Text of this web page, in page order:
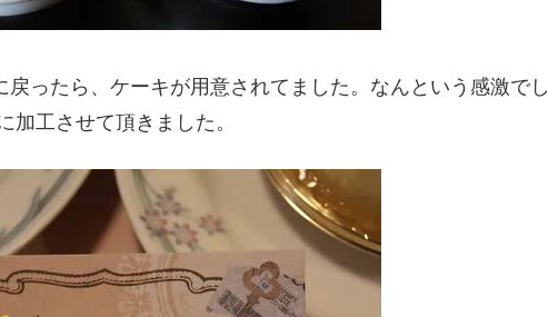
ったら、ケーキが用意されてました。なんという感激でし
加工させて頂きました。